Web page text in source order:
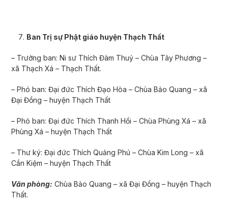
Ban Trị sự Phật giáo huyện Thạch Thất
– Trưởng ban: Ni sư Thích Đàm Thuỷ – Chùa Tây Ph­ương –
xã Thạch Xá – Thạch Thất.
– Phó ban: Đại đức Thích Đạo Hòa – Chùa Bảo Quang – xã
Đại Đồng – huyện Thạch Thất
– Phó ban: Đại đức Thích Thanh Hồi – Chùa Phùng Xá – xã
Phùng Xá – huyện Thạch Thất
– Thư ký: Đại đức Thích Quảng Phú – Chùa Kim Long – xã
Cần Kiệm – huyện Thạch Thất
Văn phòng: Chùa Bảo Quang – xã Đại Đồng – huyện Thạch
Thất.